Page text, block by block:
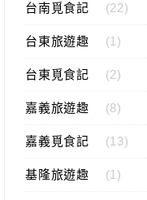
台南覓食記 (22)
台東旅遊趣 (1)
台東覓食記 (2)
嘉義旅遊趣 (8)
嘉義覓食記 (13)
基隆旅遊趣 (1)